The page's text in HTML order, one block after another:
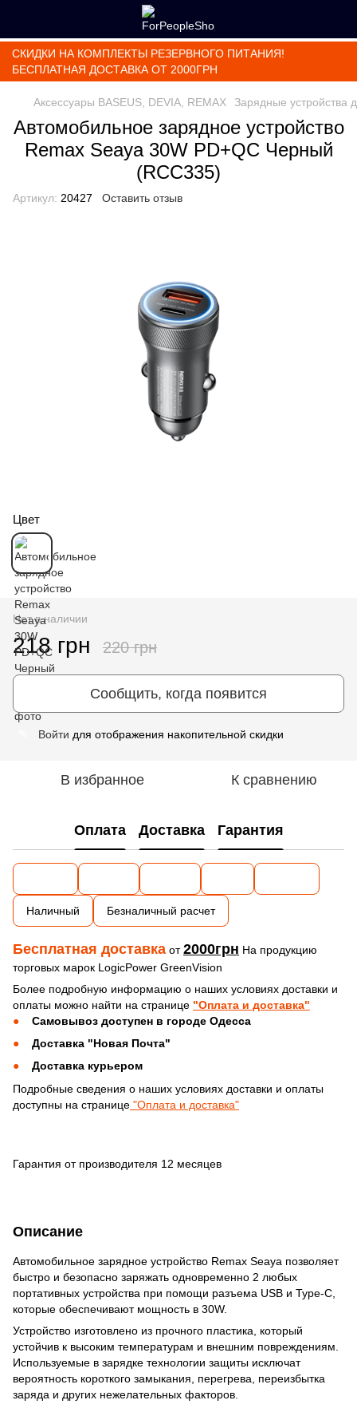
СКИДКИ НА КОМПЛЕКТЫ РЕЗЕРВНОГО ПИТАНИЯ!
БЕСПЛАТНАЯ ДОСТАВКА ОТ 2000ГРН
Аксессуары BASEUS, DEVIA, REMAX Зарядные устройства
Автомобильное зарядное устройство
Remax Seaya 30W PD+QC Черный
(RCC335)
Артикул: 20427 Оставить отзыв
Цвет
Нет в наличии
218 грн 220 грн
Сообщить, когда появится
Войти для отображения накопительной скидки
В избранное К сравнению
Описание
Автомобильное зарядное устройство Remax Seaya позволяет
быстро и безопасно заряжать одновременно 2 любых
портативных устройства при помощи разъема USB и Type-C,
которые обеспечивают мощность в 30W.
Устройство изготовлено из прочного пластика, который
устойчив к высоким температурам и внешним повреждениям.
Используемые в зарядке технологии защиты исключат
вероятность короткого замыкания, перегрева, переизбытка
заряда и других нежелательных факторов.
Оплата Доставка Гарантия
Наличный Безналичный расчет
Бесплатная доставка от2000грн На продукцию
торговых марок LogicPower GreenVision
Более подробную информацию о наших условиях доставки и
оплаты можно найти на странице "Оплата и доставка"
Самовывоз доступен в городе Одесса
Доставка "Новая Почта"
Доставка курьером
Подробные сведения о наших условиях доставки и оплаты
доступны на странице "Оплата и доставка"
Гарантия от производителя 12 месяцев